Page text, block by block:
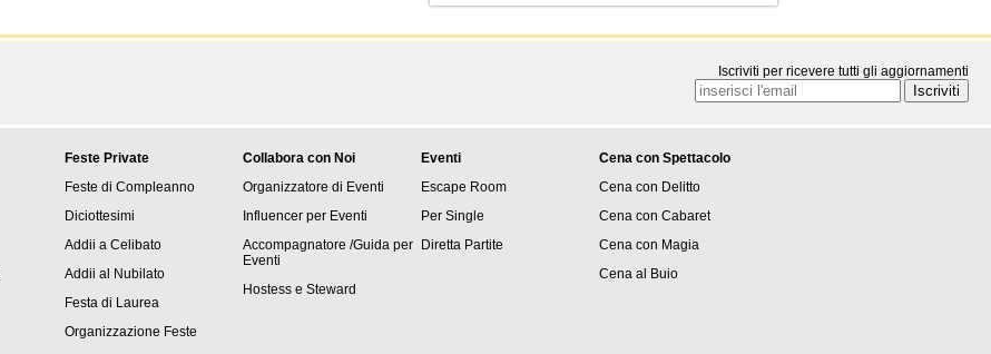
Iscriviti per ricevere tutti gli aggiornamenti
Feste Private
Feste di Compleanno
Diciottesimi
Addii a Celibato
Addii al Nubilato
Festa di Laurea
Organizzazione Feste
Collabora con Noi
Organizzatore di Eventi
Influencer per Eventi
Accompagnatore /Guida per
Eventi
Hostess e Steward
Eventi
Escape Room
Per Single
Diretta Partite
Cena con Spettacolo
Cena con Delitto
Cena con Cabaret
Cena con Magia
Cena al Buio